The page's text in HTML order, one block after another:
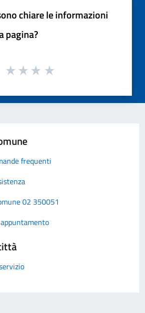
chiare le informazioni
pagina?
frequenti
02 350051